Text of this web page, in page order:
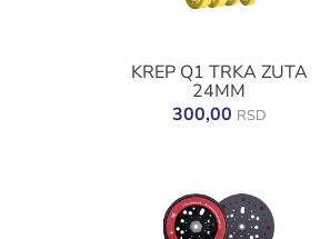
KREP Q1 TRKA ZUTA
24MM
300,00 RSD